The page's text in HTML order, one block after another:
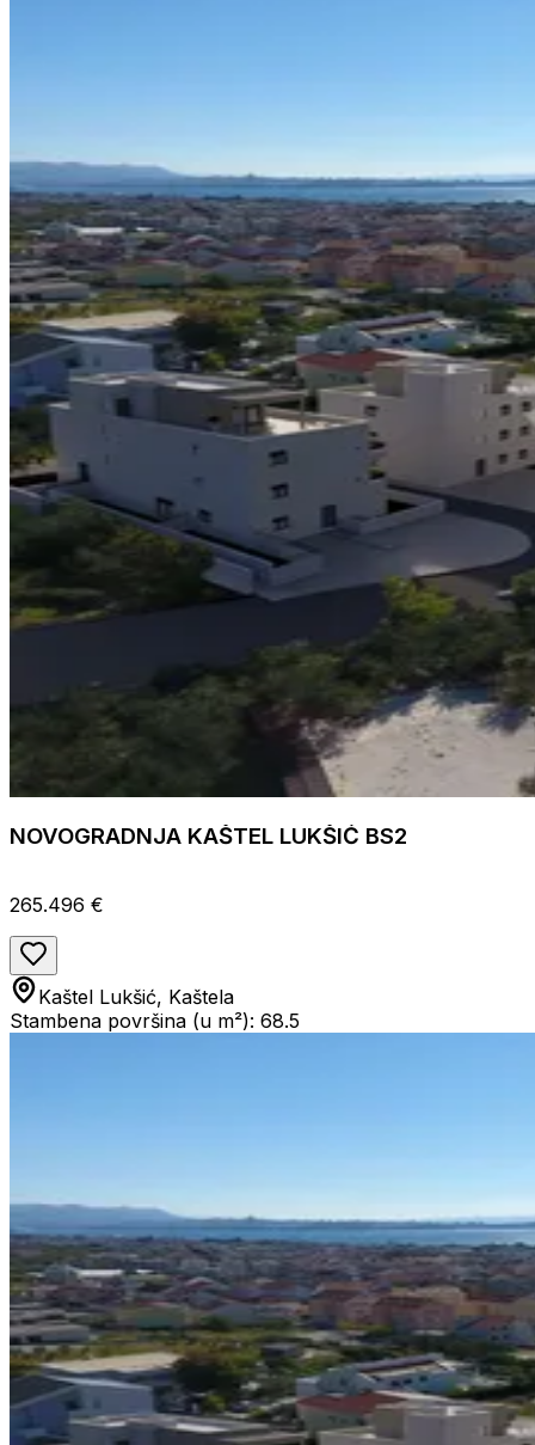
NOVOGRADNJA KAŠTEL LUKŠIĆ BS2
265.496 €
Kaštel Lukšić, Kaštela
Stambena površina (u m²): 68.5